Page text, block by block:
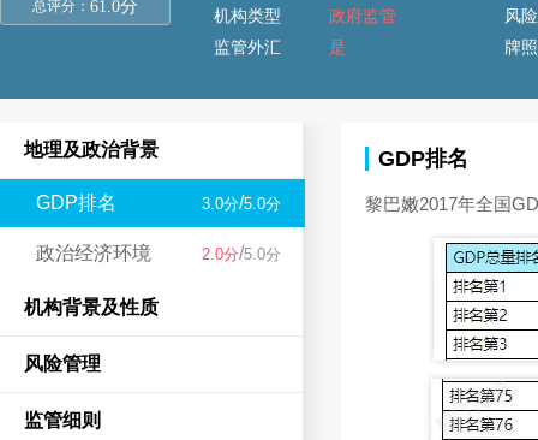
总评分： 61.0分
机构类型
政府监管
监管外汇
是
风
牌
地理及政治背景
GDP排名 3.0分/5.0分
政治经济环境 2.0分/5.0分
机构背景及性质
风险管理
监管细则
GDP排名
黎巴嫩2017年全国